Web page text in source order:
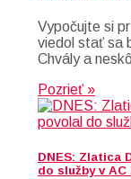
Vypočujte si
viedol stať sa
Chvály a
Pozrieť »
DNES: Zlatica
do služby v AC